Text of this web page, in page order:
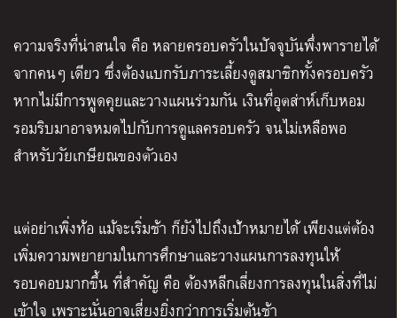
ความจริงที่น่าสนใจ คือ หลายครอบครัวในปัจจุบันพึ่งพารายได้
จากคนๆ เดียว ซึ่งต้องแบกรับภาระเลี้ยงดูสมาชิกทั้งครอบครัว
หากไม่มีการพูดคุยและวางแผนร่วมกัน เงินที่อุตส่าห์เก็บหอม
รอมริบมาอาจหมดไปกับการดูแลครอบครัว จนไม่เหลือพอ
สำหรับวัยเกษียณของตัวเอง
แต่อย่าเพิ่งท้อ แม้จะเริ่มช้า ก็ยังไปถึงเป้าหมายได้ เพียงแต่ต้อง
เพิ่มความพยายามในการศึกษาและวางแผนการลงทุนให้
รอบคอบมากขึ้น ที่สำคัญ คือ ต้องหลีกเลี่ยงการลงทุนในสิ่งที่ไม่
เข้าใจ เพราะนั่นอาจเสี่ยงยิ่งกว่าการเริ่มต้นช้า